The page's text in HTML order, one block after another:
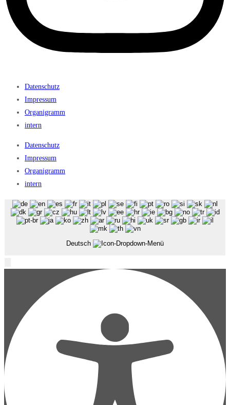
Datenschutz
Impressum
Organigramm
intern
Datenschutz
Impressum
Organigramm
intern
Deutsch